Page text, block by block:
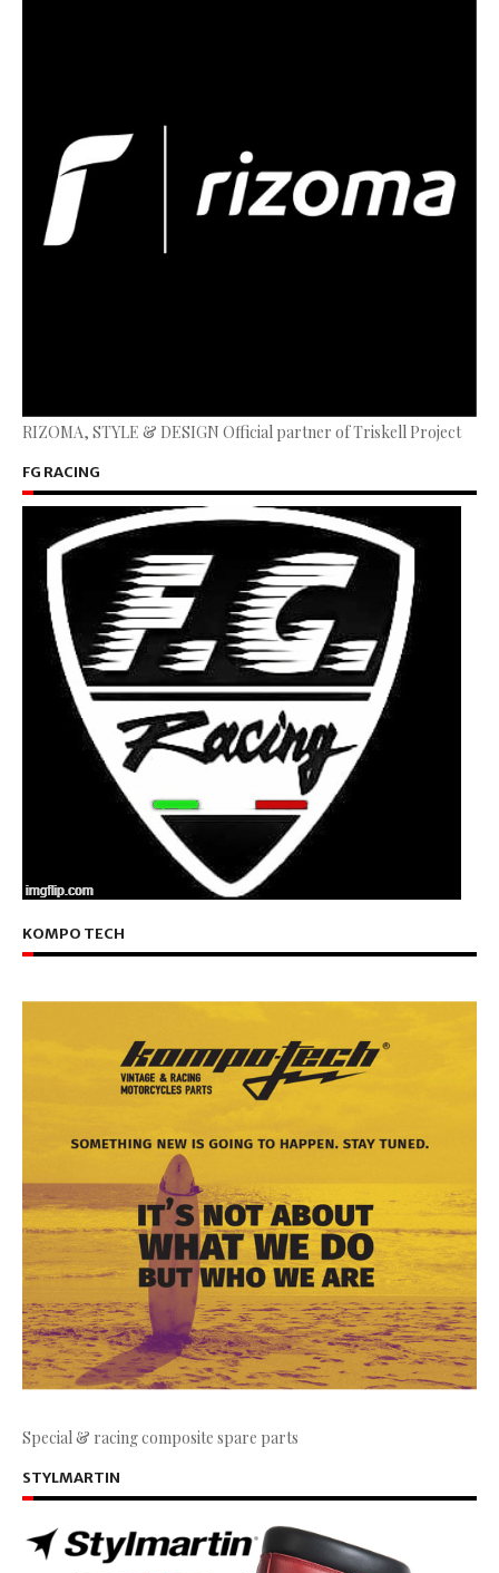
RIZOMA, STYLE & DESIGN Official partner of Triskell Project
FG RACING
KOMPO TECH
Special & racing composite spare parts
STYLMARTIN